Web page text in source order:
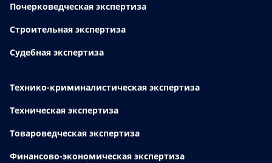
Почерковедческая экспертиза
Строительная экспертиза
Судебная экспертиза
Технико-криминалистическая экспертиза
Техническая экспертиза
Товароведческая экспертиза
Финансово-экономическая экспертиза